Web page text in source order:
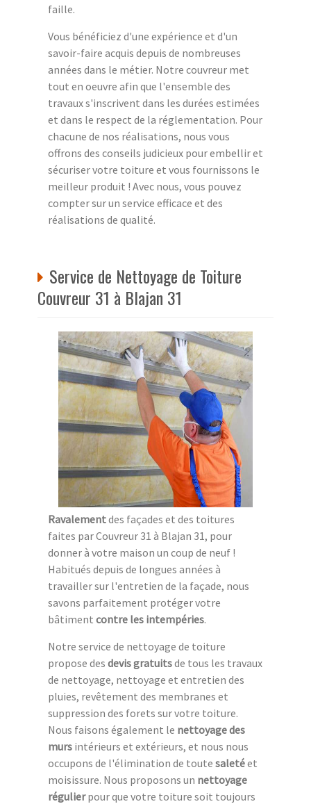
faille.
Vous bénéficiez d'une expérience et d'un
savoir-faire acquis depuis de nombreuses
années dans le métier. Notre couvreur met
tout en oeuvre afin que l'ensemble des
travaux s'inscrivent dans les durées estimées
et dans le respect de la réglementation. Pour
chacune de nos réalisations, nous vous
offrons des conseils judicieux pour embellir et
sécuriser votre toiture et vous fournissons le
meilleur produit ! Avec nous, vous pouvez
compter sur un service efficace et des
réalisations de qualité.
Service de Nettoyage de Toiture
Couvreur 31 à Blajan 31
Ravalementdes façades et des toitures
faites par Couvreur 31 à Blajan 31, pour
donner à votre maison un coup de neuf !
Habitués depuis de longues années à
travailler sur l'entretien de la façade, nous
savons parfaitement protéger votre
bâtiment contre les intempéries.
Notre service de nettoyage de toiture
propose des devis gratuitsde tous les travaux
de nettoyage, nettoyage et entretien des
pluies, revêtement des membranes et
suppression des forets sur votre toiture.
Nous faisons également le nettoyage des
murs intérieurs et extérieurs, et nous nous
occupons de l'élimination de toute saletéet
moisissure. Nous proposons un nettoyage
régulierpour que votre toiture soit toujours